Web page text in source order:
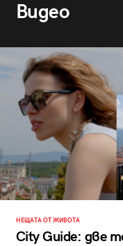
Видео
НЕЩАТА ОТ ЖИВОТА
City Guide: две